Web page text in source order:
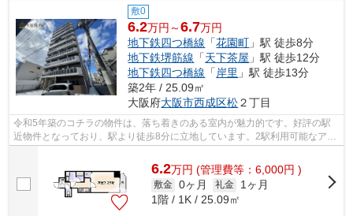
敷0
6.2万円～6.7万円
地下鉄四つ橋線 「花園町 」駅 徒歩8分
地下鉄堺筋線 「天下茶屋 」駅 徒歩12分
地下鉄四つ橋線 「岸里 」駅 徒歩13分
築2年 / 25.09㎡
大阪府大阪市西成区松２丁目
令和5年築のコチラの物件は、落ち着きのある室内が魅力的です。好評の駅
近物件となっており、駅より徒歩8分に立地しています。2駅利用可能なアク
6.2万円 (管理費等：6,000円 )
敷金 0ヶ月 礼金
1ヶ月
1階 / 1K / 25.09㎡